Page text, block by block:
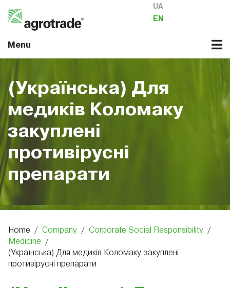
Menu
UA
EN
(Українська) Для
медиків Коломаку
закуплені
противірусні
препарати
Home / Company / Corporate Social Responsibility /
Medicine /
(Українська) Для медиків Коломаку закуплені
противірусні препарати